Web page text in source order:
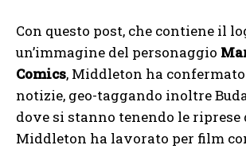
Con questo post, che contiene il
un’immagine del personaggio
Comics, Middleton ha
notizie, geo-taggando inoltre
dove si stanno tenendo le riprese
Middleton ha lavorato per film